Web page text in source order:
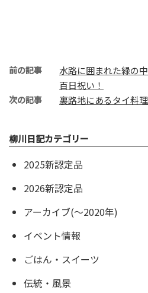
前の記事
水路に囲まれた緑の
百日祝い！
次の記事 裏路地にあるタイ料
柳川日記カテゴリー
2025新認定品
2026新認定品
アーカイブ(〜2020年)
イベント情報
ごはん・スイーツ
伝統・風景